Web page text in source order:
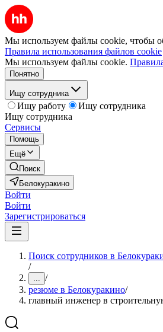
Мы используем файлы cookie, чтобы
Правила использования файлов cookie
Мы используем файлы cookie.
Понятно
Ищу сотрудника
Ищу работу
Ищу сотрудника
Ищу сотрудника
Сервисы
Помощь
Ещё
Поиск
Белокуракино
Войти
Войти
Зарегистрироваться
Поиск сотрудников в
/
... /
резюме в Белокуракино/
главный инженер в